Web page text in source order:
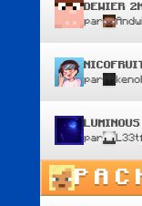
DEWIER
par Andwi
par
par